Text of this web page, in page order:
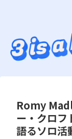
Romy
ー・クロ
語るソロ活